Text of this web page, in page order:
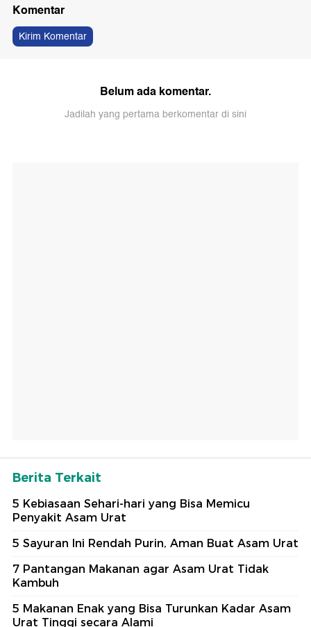
Komentar
Kirim Komentar
Belum ada komentar.
Jadilah yang pertama berkomentar di sini
Berita Terkait
5 Kebiasaan Sehari-hari yang Bisa Memicu
Penyakit Asam Urat
5 Sayuran Ini Rendah Purin, Aman Buat Asam Urat
7 Pantangan Makanan agar Asam Urat Tidak
Kambuh
5 Makanan Enak yang Bisa Turunkan Kadar Asam
Urat Tinggi secara Alami